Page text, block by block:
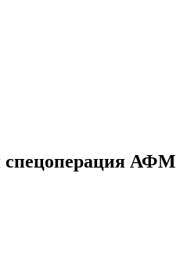
спецоперация АФМ